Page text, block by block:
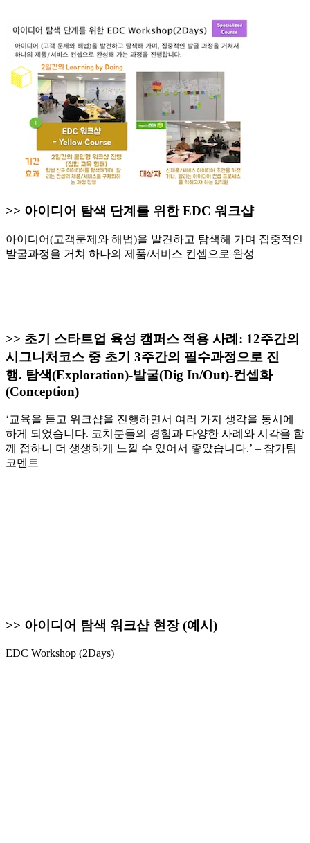
>> 아이디어 탐색 단계를 위한 EDC 워크샵
아이디어(고객문제와 해법)을 발견하고 탐색해 가며 집중적인
발굴과정을 거쳐 하나의 제품/서비스 컨셉으로 완성
>> 초기 스타트업 육성 캠퍼스 적용 사례: 12주간의
시그니처코스 중 초기 3주간의 필수과정으로 진
행. 탐색(Exploration)-발굴(Dig In/Out)-컨셉화
(Conception)
‘교육을 듣고 워크샵을 진행하면서 여러 가지 생각을 동시에
하게 되었습니다. 코치분들의 경험과 다양한 사례와 시각을 함
께 접하니 더 생생하게 느낄 수 있어서 좋았습니다.’ – 참가팀
코멘트
>> 아이디어 탐색 워크샵 현장 (예시)
EDC Workshop (2Days)